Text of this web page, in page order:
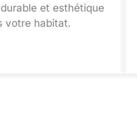
et esthétique
votre habitat.